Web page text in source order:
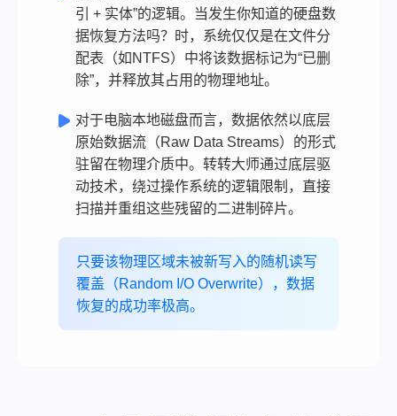
引 + 实体”的逻辑。当发生你知道的硬盘数
据恢复方法吗？时，系统仅仅是在文件分
配表（如NTFS）中将该数据标记为“已删
除”，并释放其占用的物理地址。
对于电脑本地磁盘而言，数据依然以底层
原始数据流（Raw Data Streams）的形式
驻留在物理介质中。转转大师通过底层驱
动技术，绕过操作系统的逻辑限制，直接
扫描并重组这些残留的二进制碎片。
只要该物理区域未被新写入的随机读写
覆盖（Random I/O Overwrite），数据
恢复的成功率极高。